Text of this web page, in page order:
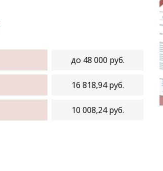
до 48 000 руб.
16 818,94 руб.
10 008,24 руб.